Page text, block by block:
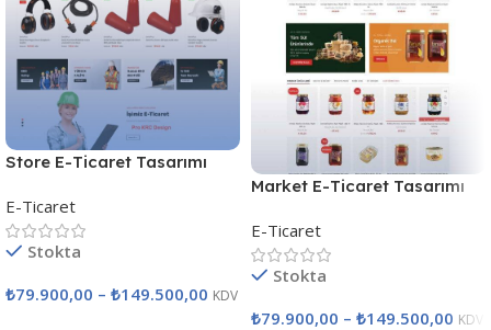
Store E-Ticaret Tasarımı
E-Ticaret
Stokta
₺79.900,00 – ₺149.500,00 KDV
Market E-Ticaret Tasarımı
E-Ticaret
Stokta
₺79.900,00 – ₺149.500,00 KDV